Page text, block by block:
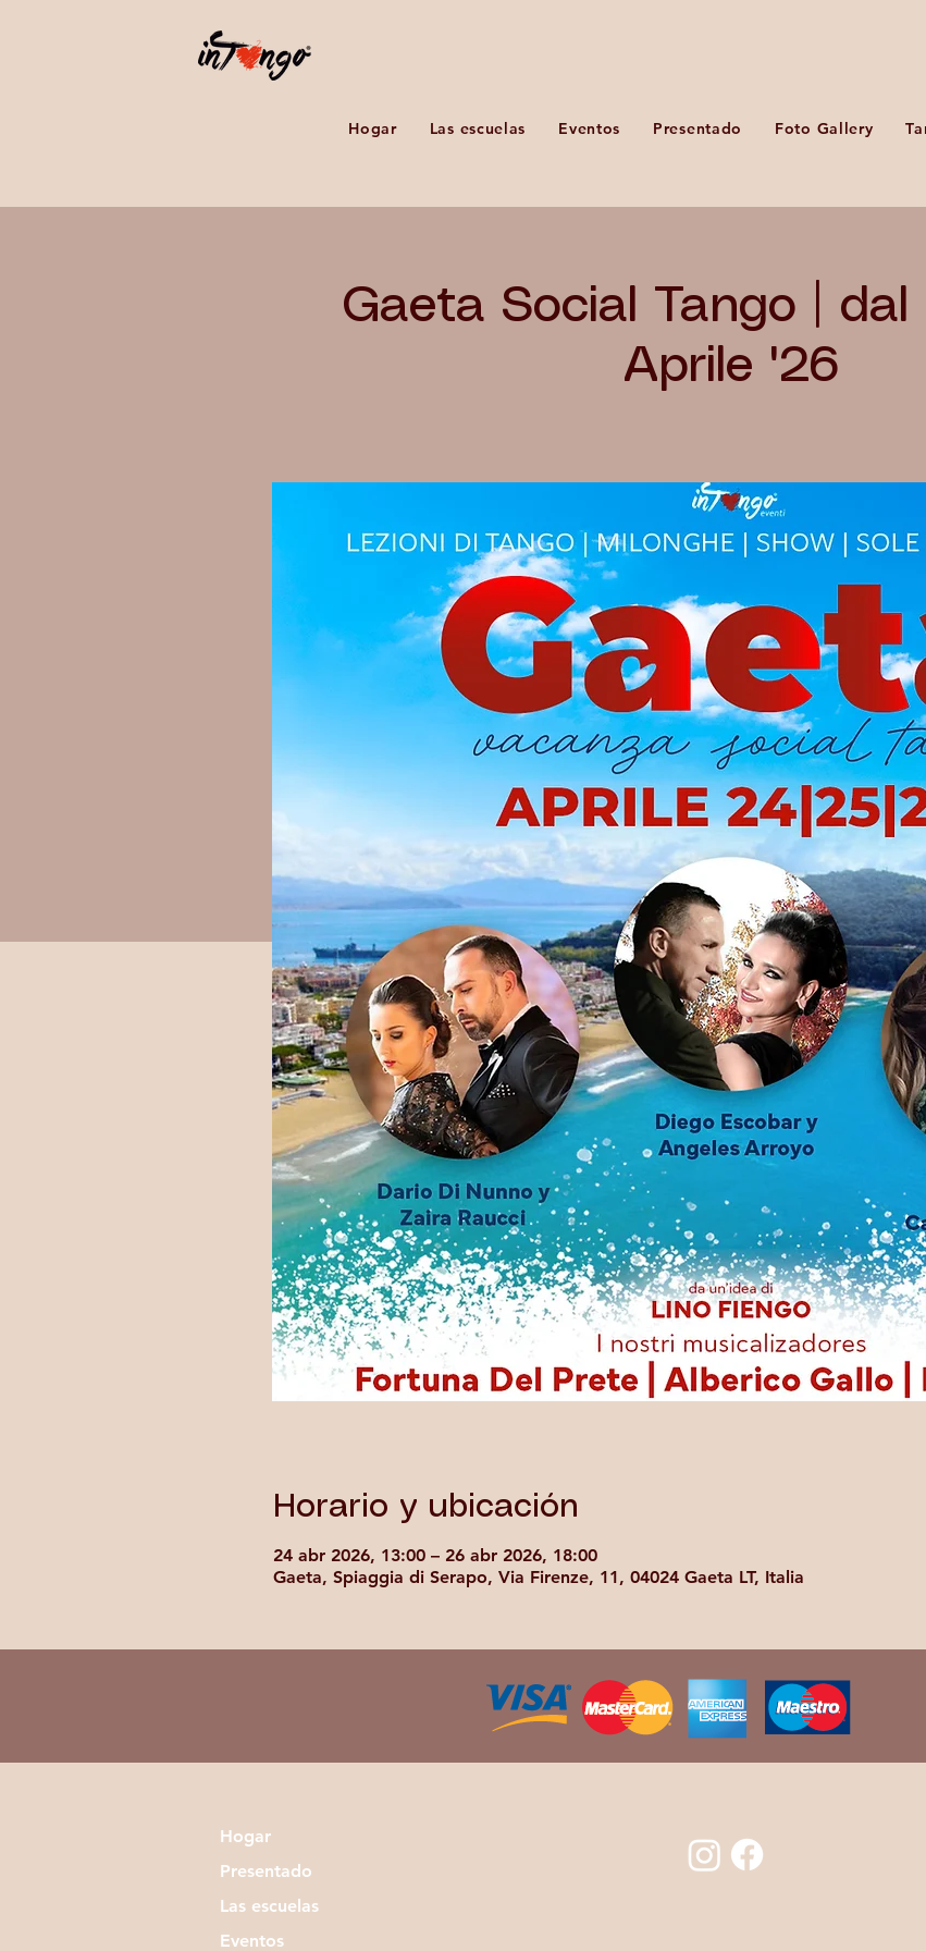
Hogar Las escuelas Eventos Presentado Foto Gallery
Gaeta Social Tango |
Aprile '26
Horario y ubicación
24 abr 2026, 13:00 – 26 abr 2026, 18:00
Gaeta, Spiaggia di Serapo, Via Firenze, 11, 04024 Gaeta LT, Italia
Hogar
Presentado
Las escuelas
Eventos